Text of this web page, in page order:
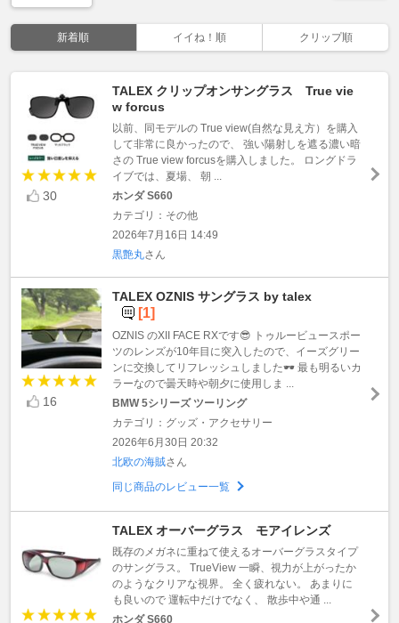
新着順 イイね！順 クリップ順
30
TALEX クリップオンサングラス True vie
w forcus
以前、同モデルの True view(自然な見え方）を購入
して非常に良かったので、 強い陽射しを遮る濃い暗
さの True view forcusを購入しました。 ロングドラ
イブでは、夏場、 朝 ...
ホンダ S660
カテゴリ：その他
2026年7月16日 14:49
黒艶丸さん
16
TALEX OZNIS サングラス by talex
[1]
OZNIS のXII FACE RXです😎 トゥルービュースポー
ツのレンズが10年目に突入したので、イーズグリー
ンに交換してリフレッシュしました🕶️ 最も明るいカ
ラーなので曇天時や朝夕に使用しま ...
BMW 5シリーズ ツーリング
カテゴリ：グッズ・アクセサリー
2026年6月30日 20:32
北欧の海賊さん
同じ商品のレビュー一覧
TALEX オーバーグラス モアイレンズ
既存のメガネに重ねて使えるオーバーグラスタイプ
のサングラス。 TrueView 一瞬、視力が上がったか
のようなクリアな視界。 全く疲れない。 あまりに
も良いので 運転中だけでなく、 散歩中や通 ...
ホンダ S660